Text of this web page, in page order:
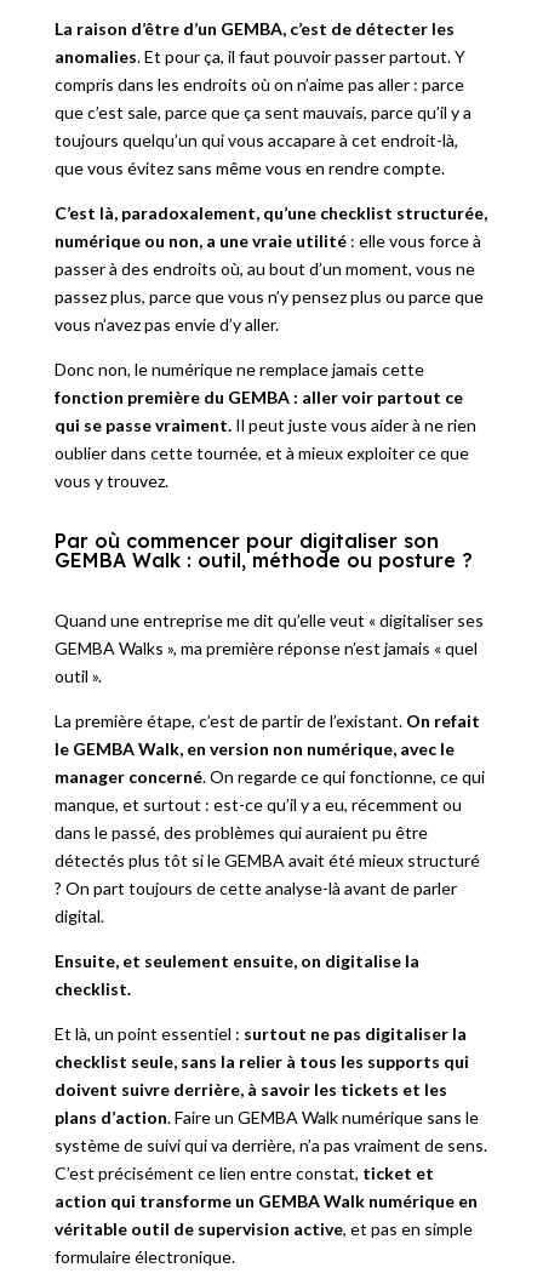
La raison d’être d’un GEMBA, c’est de détecter les
anomalies. Et pour ça, il faut pouvoir passer partout. Y
compris dans les endroits où on n’aime pas aller : parce
que c’est sale, parce que ça sent mauvais, parce qu’il y a
toujours quelqu’un qui vous accapare à cet endroit-là,
que vous évitez sans même vous en rendre compte.
C’est là, paradoxalement, qu’une checklist structurée,
numérique ou non, a une vraie utilité: elle vous force à
passer à des endroits où, au bout d’un moment, vous ne
passez plus, parce que vous n’y pensez plus ou parce que
vous n’avez pas envie d’y aller.
Donc non, le numérique ne remplace jamais cette
fonction première du GEMBA : aller voir partout ce
qui se passe vraiment.Il peut juste vous aider à ne rien
oublier dans cette tournée, et à mieux exploiter ce que
vous y trouvez.
Par où commencer pour digitaliser son
GEMBA Walk : outil, méthode ou posture ?
Quand une entreprise me dit qu’elle veut « digitaliser ses
GEMBA Walks », ma première réponse n’est jamais « quel
outil ».
La première étape, c’est de partir de l’existant.On refait
le GEMBA Walk, en version non numérique, avec le
manager concerné. On regarde ce qui fonctionne, ce qui
manque, et surtout : est-ce qu’il y a eu, récemment ou
dans le passé, des problèmes qui auraient pu être
détectés plus tôt si le GEMBA avait été mieux structuré
? On part toujours de cette analyse-là avant de parler
digital.
Ensuite, et seulement ensuite, on digitalise la
checklist.
Et là, un point essentiel : surtout ne pas digitaliser la
checklist seule, sans la relier à tous les supports qui
doivent suivre derrière, à savoir les tickets et les
plans d’action. Faire un GEMBA Walk numérique sans le
système de suivi qui va derrière, n’a pas vraiment de sens.
C’est précisément ce lien entre constat, ticket et
action qui transforme un GEMBA Walk numérique en
véritable outil de supervision active, et pas en simple
formulaire électronique.